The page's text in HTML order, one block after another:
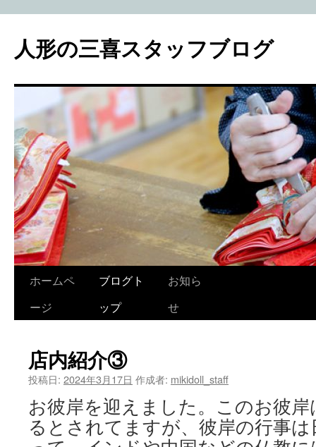
人形の三喜スタッフブログ
ツ
へ
ホームペ
ージ
ブログト
ップ
お知ら
せ
店内紹介③
投稿日: 2024年3月17日 作成者: mikidoll_staff
お彼岸を迎えました。このお彼
るとされてますが、彼岸の行事